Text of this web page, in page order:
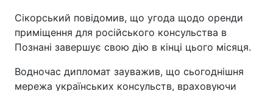
Сікорський повідомив, що угода щодо оренди
приміщення для російського консульства в
Познані завершує свою дію в кінці цього місяця.
Водночас дипломат зауважив, що сьогоднішня
мережа українських консульств, враховуючи